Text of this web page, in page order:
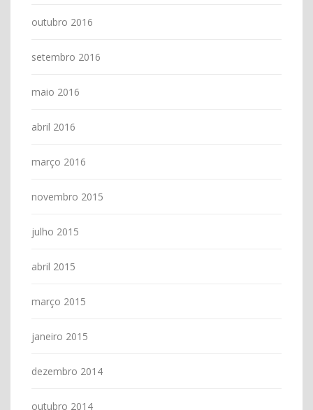
outubro 2016
setembro 2016
maio 2016
abril 2016
março 2016
novembro 2015
julho 2015
abril 2015
março 2015
janeiro 2015
dezembro 2014
outubro 2014